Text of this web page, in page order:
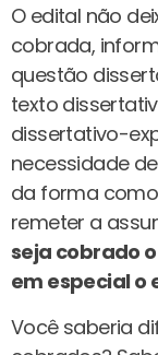
O edital não
cobrada,
questão
texto
dissertativo-
necessidade de
da forma
remeter a
seja cobrado
em especial o
Você saberia